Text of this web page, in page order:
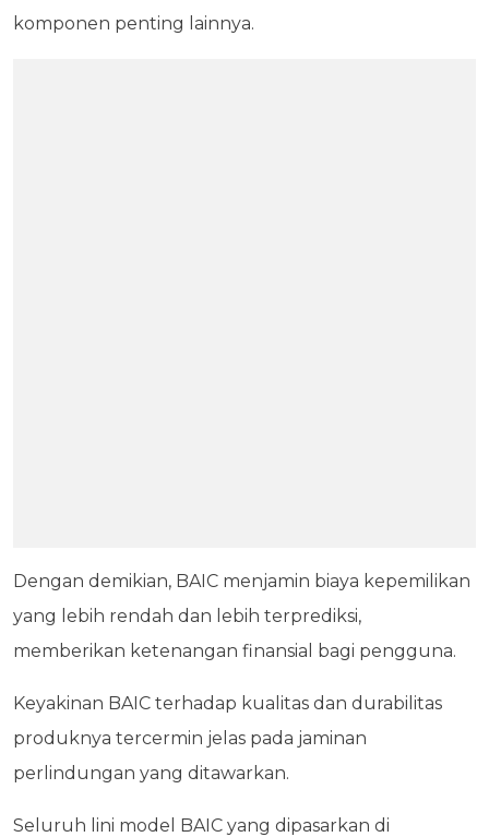
komponen penting lainnya.
Dengan demikian, BAIC menjamin biaya kepemilikan
yang lebih rendah dan lebih terprediksi,
memberikan ketenangan finansial bagi pengguna.
Keyakinan BAIC terhadap kualitas dan durabilitas
produknya tercermin jelas pada jaminan
perlindungan yang ditawarkan.
Seluruh lini model BAIC yang dipasarkan di